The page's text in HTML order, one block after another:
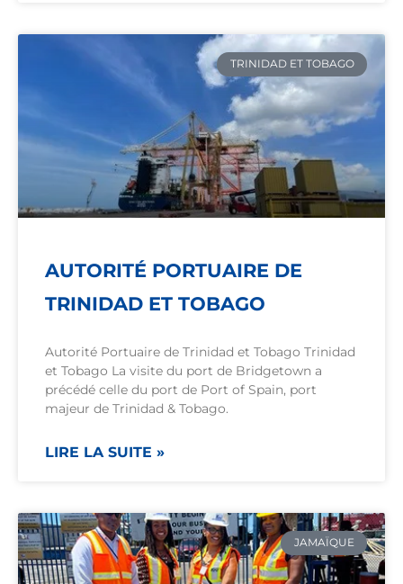
TRINIDAD ET TOBAGO
AUTORITÉ PORTUAIRE DE
TRINIDAD ET TOBAGO
Autorité Portuaire de Trinidad et Tobago Trinidad
et Tobago La visite du port de Bridgetown a
précédé celle du port de Port of Spain, port
majeur de Trinidad & Tobago.
LIRE LA SUITE »
JAMAÏQUE